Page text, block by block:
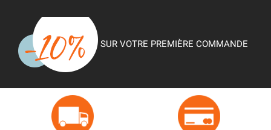
SUR VOTRE PREMIÈRE COMMANDE